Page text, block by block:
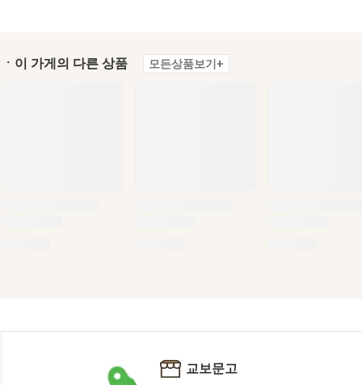
ㆍ이 가게의 다른 상품 모든상품보기+
교보문고